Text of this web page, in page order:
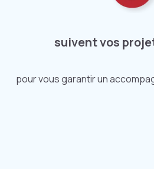
suivent vos
pour vous garantir un